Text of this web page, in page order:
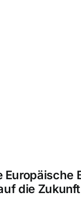
Europäische
die Zukunft